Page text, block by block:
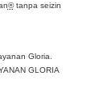
®tanpa seizin
Gloria.
GLORIA